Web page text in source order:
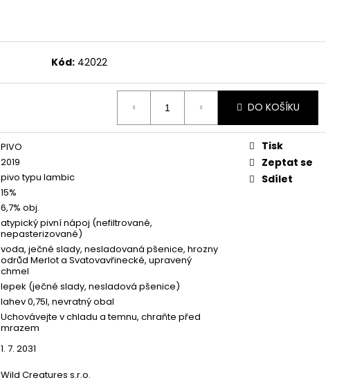
Kód: 42022
DO KOŠÍKU
PIVO
2019
pivo typu lambic
15%
6,7% obj.
atypický pivní nápoj (nefiltrované,
nepasterizované)
voda, ječné slady, nesladovaná pšenice, hrozny
odrůd Merlot a Svatovavřinecké, upravený
chmel
lepek (ječné slady, nesladová pšenice)
lahev 0,75l, nevratný obal
Uchovávejte v chladu a temnu, chraňte před
mrazem
1. 7. 2031
Wild Creatures s.r.o.
Tisk
Zeptat se
Sdílet